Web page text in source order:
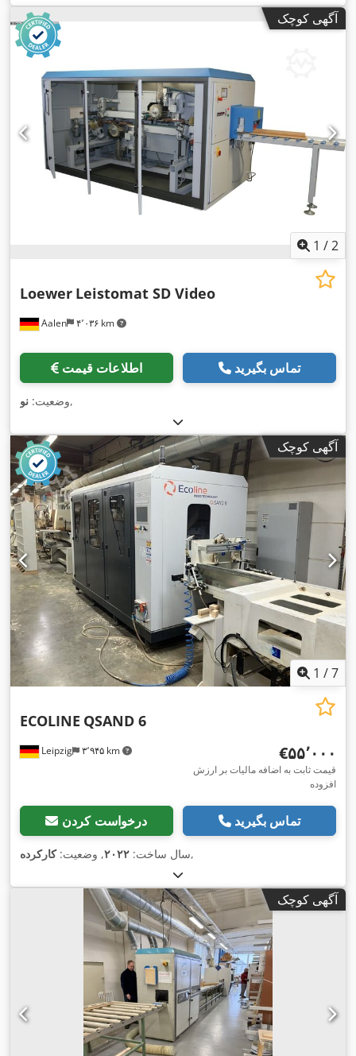
آگهی کوچک
1 /2
Aalen ۴٬۰۳۶ km
Loewer Leistomat SD Video
اطلاعات قیمت تماس بگیرید
وضعیت: نو ,
آگهی کوچک
1 /7
Leipzig ۳٬۹۴۵ km
ECOLINE QSAND 6
‎€۵۵٬۰۰۰
قیمت ثابت به اضافه مالیات بر ارزش
افزوده
درخواست کردن تماس بگیرید
سال ساخت: ۲۰۲۲, وضعیت:کارکرده ,
آگهی کوچک